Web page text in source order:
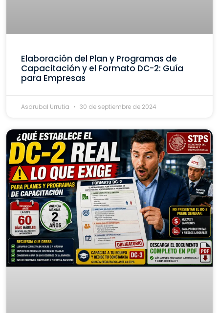
Elaboración del Plan y Programas de
Capacitación y el Formato DC-2: Guía
para Empresas
Asdrubal Urrutia 30 de septiembre de 2024